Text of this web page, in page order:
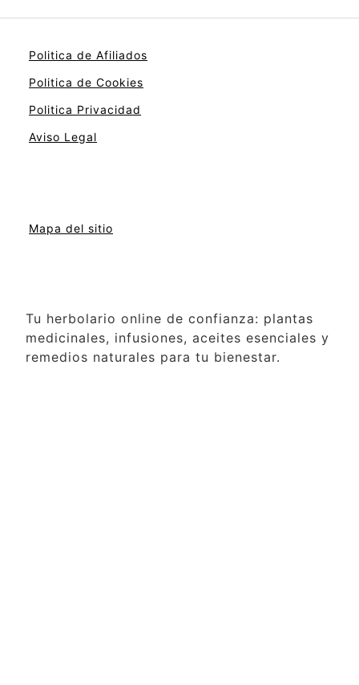
Politica de Afiliados
Politica de Cookies
Politica Privacidad
Aviso Legal
Mapa del sitio
Tu herbolario online de confianza: plantas
medicinales, infusiones, aceites esenciales y
remedios naturales para tu bienestar.